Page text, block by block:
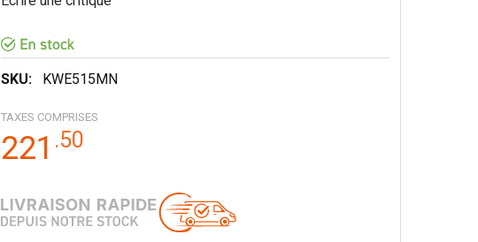
SKU: KWE515MN
TAXES COMPRISES
221 .50